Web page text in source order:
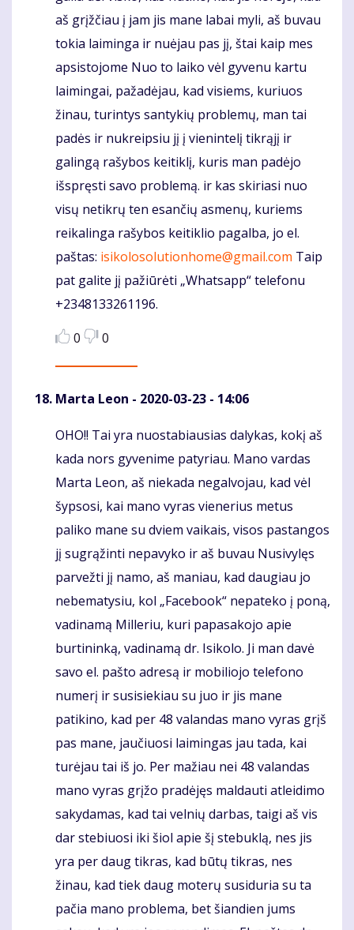
aš grįžčiau į jam jis mane labai myli, aš buvau
tokia laiminga ir nuėjau pas jį, štai kaip mes
apsistojome Nuo to laiko vėl gyvenu kartu
laimingai, pažadėjau, kad visiems, kuriuos
žinau, turintys santykių problemų, man tai
padės ir nukreipsiu jį į vienintelį tikrąjį ir
galingą rašybos keitiklį, kuris man padėjo
išspręsti savo problemą. ir kas skiriasi nuo
visų netikrų ten esančių asmenų, kuriems
reikalinga rašybos keitiklio pagalba, jo el.
paštas: isikolosolutionhome@gmail.com Taip
pat galite jį pažiūrėti „Whatsapp“ telefonu
+2348133261196.
0
0
Marta Leon - 2020-03-23 - 14:06
Komentaras
OHO!! Tai yra nuostabiausias dalykas, kokį aš
kada nors gyvenime patyriau. Mano vardas
Marta Leon, aš niekada negalvojau, kad vėl
šypsosi, kai mano vyras vienerius metus
paliko mane su dviem vaikais, visos pastangos
jį sugrąžinti nepavyko ir aš buvau Nusivylęs
parvežti jį namo, aš maniau, kad daugiau jo
nebematysiu, kol „Facebook“ nepateko į poną,
vadinamą Milleriu, kuri papasakojo apie
burtininką, vadinamą dr. Isikolo. Ji man davė
savo el. pašto adresą ir mobiliojo telefono
numerį ir susisiekiau su juo ir jis mane
patikino, kad per 48 valandas mano vyras grįš
pas mane, jaučiuosi laimingas jau tada, kai
turėjau tai iš jo. Per mažiau nei 48 valandas
mano vyras grįžo pradėjęs maldauti atleidimo
sakydamas, kad tai velnių darbas, taigi aš vis
dar stebiuosi iki šiol apie šį stebuklą, nes jis
yra per daug tikras, kad būtų tikras, nes
žinau, kad tiek daug moterų susiduria su ta
pačia mano problema, bet šiandien jums